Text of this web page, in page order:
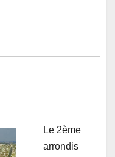
Le 2ème
arrondis